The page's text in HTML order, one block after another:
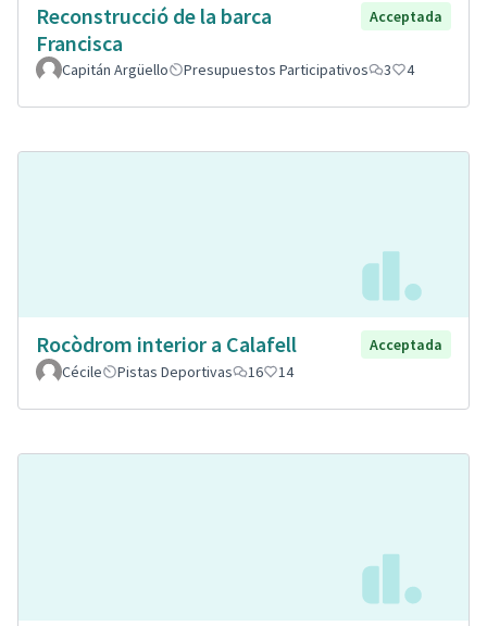
Reconstrucció de la barca
Francisca
Acceptada
Capitán Argüello Presupuestos Participativos 3 4
Rocòdrom interior a Calafell
Acceptada
Cécile
Pistas Deportivas 16 14